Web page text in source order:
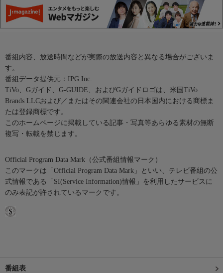
番組内容、放送時間などが実際の放送内容と異なる場合がございま
す。
番組データ提供元：IPG Inc.
TiVo、Gガイド、G-GUIDE、およびGガイドロゴは、米国TiVo
Brands LLCおよび／またはその関連会社の日本国内における商標ま
たは登録商標です。
このホームページに掲載している記事・写真等あらゆる素材の無断
複写・転載を禁じます。
Official Program Data Mark（公式番組情報マーク）
このマークは「Official Program Data Mark」といい、テレビ番組の公
式情報である「SI(Service Information)情報」を利用したサービスに
のみ表記が許されているマークです。
番組表